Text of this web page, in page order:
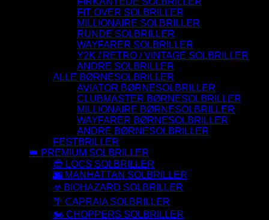
FIT OVER SOLBRILLER
MILLIONAIRE SOLBRILLER
RUNDE SOLBRILLER
WAYFARER SOLBRILLER
Y2K / RETRO / VINTAGE SOLBRILLER
ANDRE SOLBRILLER
ALLE BØRNESOLBRILLER
AVIATOR BØRNESOLBRILLER
CLUBMASTER BØRNESOLBRILLER
MILLIONAIRE BØRNESOLBRILLER
WAYFARER BØRNESOLBRILLER
ANDRE BØRNESOLBRILLER
FESTBRILLER
👑 PREMIUM SOLBRILLER
😎 LOCS SOLBRILLER
🌆 MANHATTAN SOLBRILLER
☣️ BIOHAZARD SOLBRILLER
🌴 CAPRAIA SOLBRILLER
🏍️ CHOPPERS SOLBRILLER